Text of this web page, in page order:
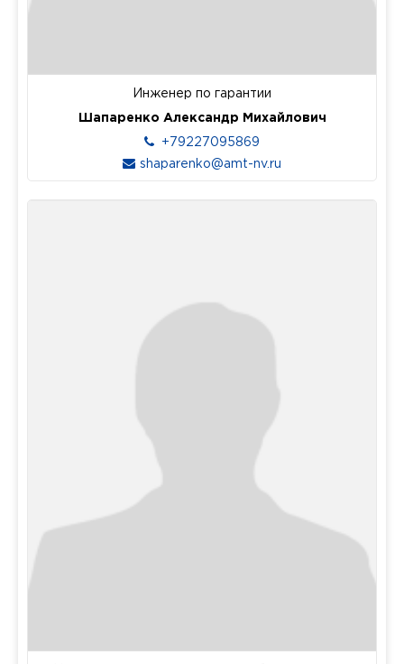
Инженер по гарантии
Шапаренко Александр Михайлович
+79227095869
shaparenko@amt-nv.ru